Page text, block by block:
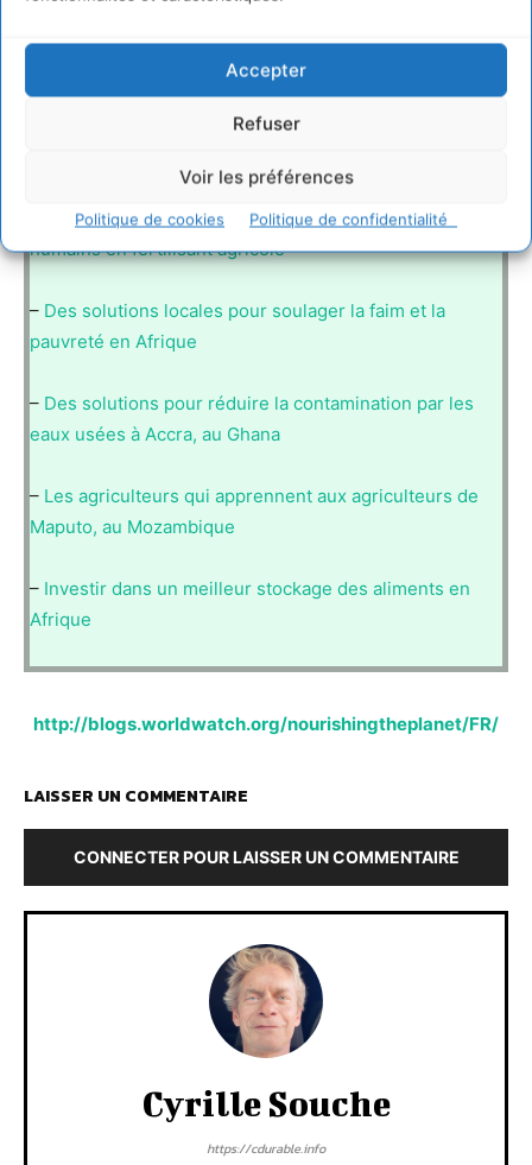
Accepter
Refuser
Voir les préférences
Politique de cookies Politique de confidentialité
lire sur CDURABLE.info :
Réduire ce que les femmes transportent en Afrique
Une solution pour transformer les déchets organiques
humains en fertilisant agricole
– Des solutions locales pour soulager la faim et la
pauvreté en Afrique
– Des solutions pour réduire la contamination par les
eaux usées à Accra, au Ghana
– Les agriculteurs qui apprennent aux agriculteurs de
Maputo, au Mozambique
– Investir dans un meilleur stockage des aliments en
Afrique
http://blogs.worldwatch.org/nourishingtheplanet/FR/
LAISSER UN COMMENTAIRE
CONNECTER POUR LAISSER UN COMMENTAIRE
Cyrille Souche
https://cdurable.info